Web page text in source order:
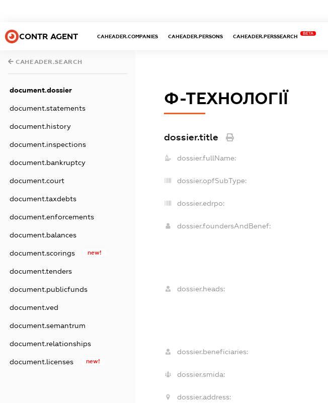
CONTR AGENT CAHEADER.COMPANIES CAHEADER.PERSONS CAHEADER.PERSSEARCH
BETA
CAHEADER.SEARCH
document.dossier
document.statements
document.history
document.inspections
document.bankruptcy
document.court
document.taxdebts
document.enforcements
document.balances
document.scorings new!
document.tenders
document.publicfunds
document.ved
document.semantrum
document.relationships
document.licenses new!
Ф-ТЕХНОЛОГІЇ
dossier.title
dossier.fullName:
dossier.opfSubType:
dossier.edrpo:
dossier.foundersAndBenef:
dossier.heads:
dossier.beneficiaries:
dossier.smida:
dossier.address: